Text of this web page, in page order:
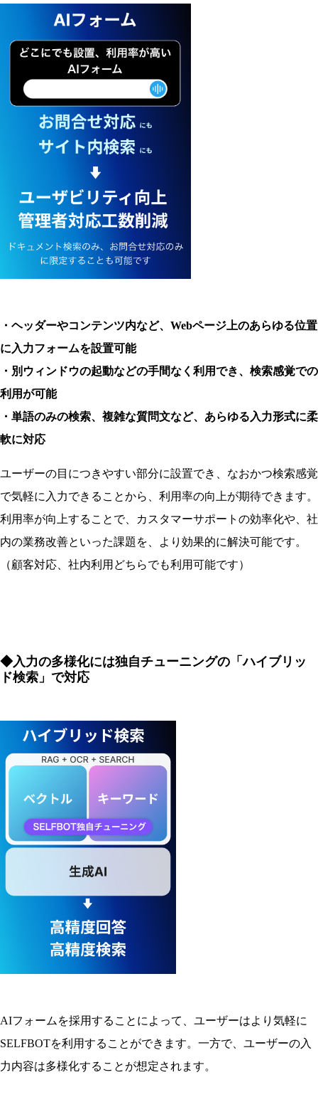
・ヘッダーやコンテンツ内など、Webページ上のあらゆる位置
に入力フォームを設置可能
・別ウィンドウの起動などの手間なく利用でき、検索感覚での
利用が可能
・単語のみの検索、複雑な質問文など、あらゆる入力形式に柔
軟に対応
ユーザーの目につきやすい部分に設置でき、なおかつ検索感覚
で気軽に入力できることから、利用率の向上が期待できます。
利用率が向上することで、カスタマーサポートの効率化や、社
内の業務改善といった課題を、より効果的に解決可能です。
（顧客対応、社内利用どちらでも利用可能です）
◆入力の多様化には独自チューニングの「ハイブリッ
ド検索」で対応
AIフォームを採用することによって、ユーザーはより気軽に
SELFBOTを利用することができます。一方で、ユーザーの入
力内容は多様化することが想定されます。